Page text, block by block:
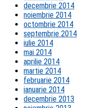
decembrie 2014
noiembrie 2014
octombrie 2014
septembrie 2014
iulie 2014
mai 2014
aprilie 2014
martie 2014
februarie 2014
ianuarie 2014
decembrie 2013